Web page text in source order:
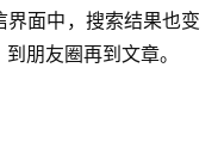
面中，搜索结果也变
朋友圈再到文章。